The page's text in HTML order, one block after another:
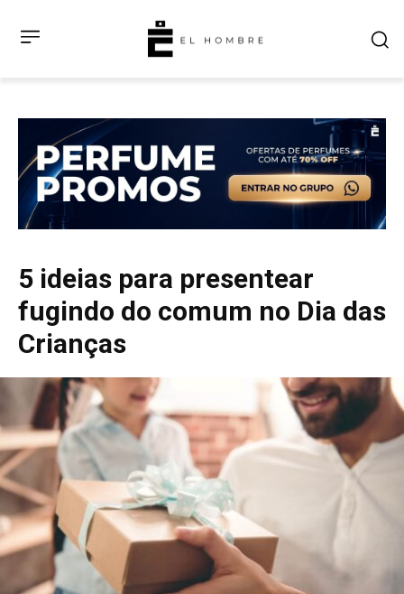
5 ideias para presentear
fugindo do comum no Dia das
Crianças